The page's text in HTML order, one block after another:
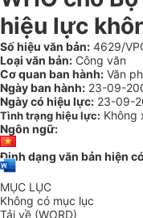
hiệu lực
Số hiệu văn bản: 4629/
Loại văn bản: Công văn
Cơ quan ban hành: Văn
Ngày ban hành: 23-09-
Ngày có hiệu lực: 23-09-
Tình trạng hiệu lực: Không
Ngôn ngữ:
Định dạng văn bản hiện
MỤC LỤC
Không có mục lục
Tải về (WORD)